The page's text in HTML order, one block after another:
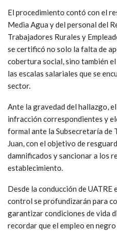
El procedimiento contó con el
Media Agua y del personal del
Trabajadores Rurales y
se certificó no solo la falta de
cobertura social, sino también
las escalas salariales que se
sector.
Ante la gravedad del hallazgo,
infracción correspondientes y
formal ante la Subsecretaría de
Juan, con el objetivo de
damnificados y sancionar a los
establecimiento.
Desde la conducción de
control se profundizarán para
garantizar condiciones de vida
recordar que el empleo en